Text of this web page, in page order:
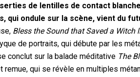
de lentilles de contact
qui ondule sur la scène, vient du
Bless the Sound that Saved a Witch
de portraits, qui débute par les
conclut sur la balade méditative The
remue, qui se révèle en multiples